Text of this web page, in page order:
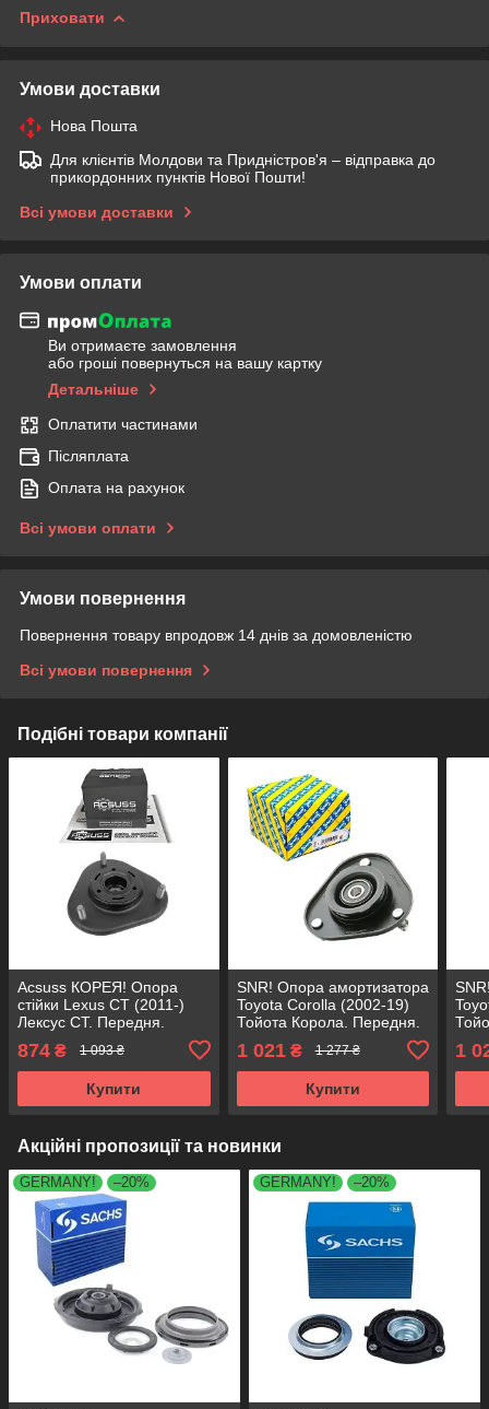
Приховати
Умови доставки
Нова Пошта
Для клієнтів Молдови та Придністров'я – відправка до
прикордонних пунктів Нової Пошти!
Всі умови доставки
Умови оплати
Ви отримаєте замовлення
або гроші повернуться на вашу картку
Детальніше
Оплатити частинами
Післяплата
Оплата на рахунок
Всі умови оплати
Умови повернення
Повернення товару впродовж 14 днів за домовленістю
Всі умови повернення
Подібні товари компанії
Acsuss КОРЕЯ! Опора
стійки Lexus CT (2011-)
Лексус СТ. Передня.
KB669.35 , KB669.50
874 ₴ 1 093 ₴
Купити
SNR! Опора амортизатора
Toyota Corolla (2002-19)
Тойота Корола. Передня.
KB669.35 , KB669.50
1 021₴ 1 277 ₴
Купити
1
Акційні пропозиції та новинки
GERMANY! –20% GERMANY! –20%